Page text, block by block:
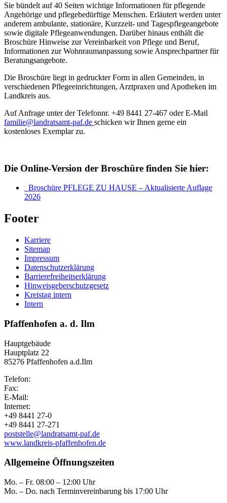
Sie bündelt auf 40 Seiten wichtige Informationen für pflegende
Angehörige und pflegebedürftige Menschen. Erläutert werden unter
anderem ambulante, stationäre, Kurzzeit- und Tagespflegeangebote
sowie digitale Pflegeanwendungen. Darüber hinaus enthält die
Broschüre Hinweise zur Vereinbarkeit von Pflege und Beruf,
Informationen zur Wohnraumanpassung sowie Ansprechpartner für
Beratungsangebote.
Die Broschüre liegt in gedruckter Form in allen Gemeinden, in
verschiedenen Pflegeeinrichtungen, Arztpraxen und Apotheken im
Landkreis aus.
Auf Anfrage unter der Telefonnr. +49 8441 27-467 oder E-Mail
familie@landratsamt-paf.de schicken wir Ihnen gerne ein
kostenloses Exemplar zu.
Die Online-Version der Broschüre finden Sie hier:
Broschüre PFLEGE ZU HAUSE – Aktualisierte Auflage
2026
Footer
Karriere
Sitemap
Impressum
Datenschutzerklärung
Barrierefreiheitserklärung
Hinweisgeberschutzgesetz
Kreistag intern
Intern
Pfaffenhofen a. d. Ilm
Hauptgebäude
Hauptplatz 22
85276 Pfaffenhofen a.d.Ilm
Telefon:
Fax:
E-Mail:
Internet:
+49 8441 27-0
+49 8441 27-271
poststelle@landratsamt-paf.de
www.landkreis-pfaffenhofen.de
Allgemeine Öffnungszeiten
Mo. – Fr. 08:00 – 12:00 Uhr
Mo. – Do. nach Terminvereinbarung bis 17:00 Uhr